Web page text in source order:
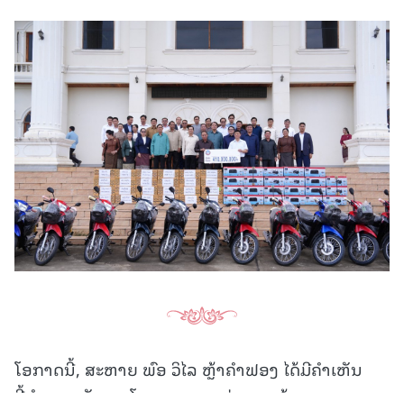
ໂອກາດນີ້, ສະຫາຍ ພົອ ວິໄລ ຫຼ້າຄໍາຟອງ ໄດ້ມີຄຳເຫັນ